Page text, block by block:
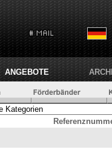
ANGEBOTE